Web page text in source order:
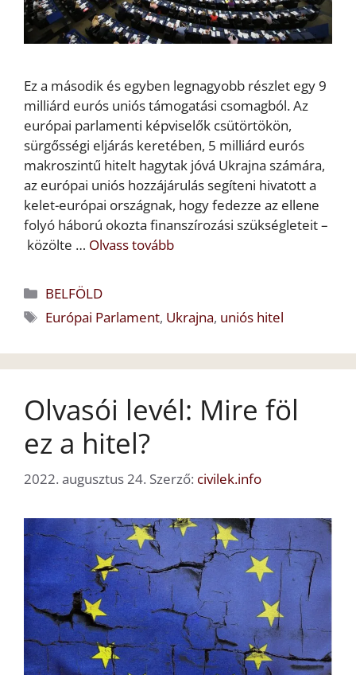
Ez a második és egyben legnagyobb részlet egy 9
milliárd eurós uniós támogatási csomagból. Az
európai parlamenti képviselők csütörtökön,
sürgősségi eljárás keretében, 5 milliárd eurós
makroszintű hitelt hagytak jóvá Ukrajna számára,
az európai uniós hozzájárulás segíteni hivatott a
kelet-európai országnak, hogy fedezze az ellene
folyó háború okozta finanszírozási szükségleteit –
közölte … Olvass tovább
Kategória
BELFÖLD
Címkék
Európai Parlament, Ukrajna, uniós hitel
Olvasói levél: Mire föl
ez a hitel?
2022. augusztus 24. Szerző: civilek.info